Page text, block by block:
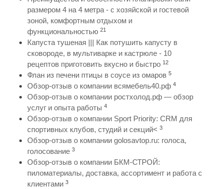
размером 4 на 4 метра - с хозяйской и гостевой
зоной, комфортным отдыхом и
функциональностью 21
Капуста тушеная ||| Как потушить капусту в
сковороде, в мультиварке и кастрюле - 10
рецептов приготовить вкусно и быстро 12
Флан из печени птицы в соусе из омаров 5
Обзор-отзыв о компании всямебель40.рф 4
Обзор-отзыв о компании ростхолод.рф — обзор
услуг и опыта работы 4
Обзор-отзыв о компании Sport Priority: CRM для
спортивных клубов, студий и секций< 3
Обзор-отзыв о компании golosavtop.ru: голоса,
голосование 3
Обзор-отзыв о компании БКМ-СТРОЙ:
пиломатериалы, доставка, ассортимент и работа с
клиентами 3